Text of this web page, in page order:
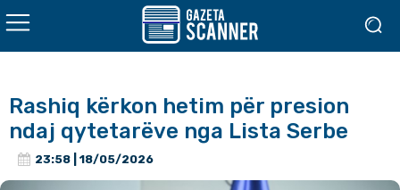
Rashiq kërkon hetim për presion
ndaj qytetarëve nga Lista Serbe
23:58 | 18/05/2026